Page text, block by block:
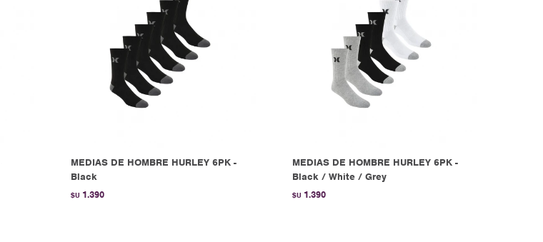
MEDIAS DE HOMBRE HURLEY 6PK -
Black
$U 1.390
MEDIAS DE HOMBRE HURLEY 6PK -
Black / White / Grey
$U 1.390